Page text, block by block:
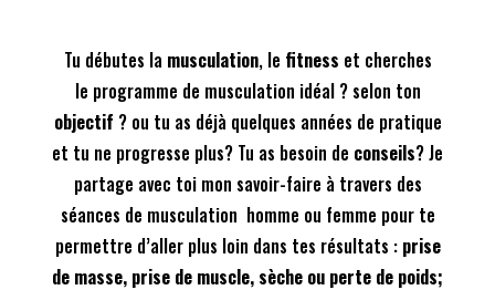
Tu débutes la musculation, le fitness et cherches
le programme de musculation idéal ? selon ton
objectif ? ou tu as déjà quelques années de pratique
et tu ne progresse plus? Tu as besoin de conseils? Je
partage avec toi mon savoir-faire à travers des
séances de musculation homme ou femme pour te
permettre d’aller plus loin dans tes résultats : prise
de masse, prise de muscle, sèche ou perte de poids;